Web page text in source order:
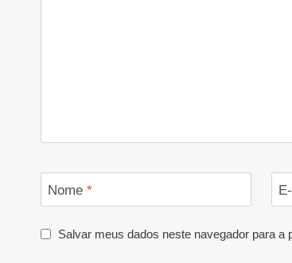
Nome *
Salvar meus dados neste navegador para a